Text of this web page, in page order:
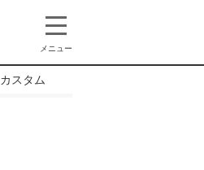
メニュー
カスタム